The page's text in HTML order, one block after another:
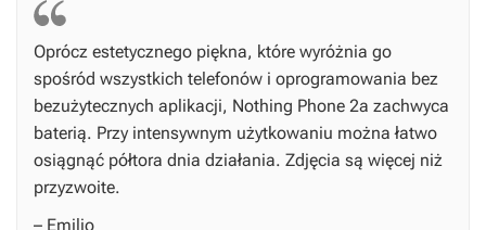
Oprócz estetycznego piękna, które wyróżnia go
spośród wszystkich telefonów i oprogramowania bez
bezużytecznych aplikacji, Nothing Phone 2a zachwyca
baterią. Przy intensywnym użytkowaniu można łatwo
osiągnąć półtora dnia działania. Zdjęcia są więcej niż
przyzwoite.
– Emilio